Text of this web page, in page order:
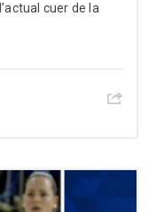
cuer de la